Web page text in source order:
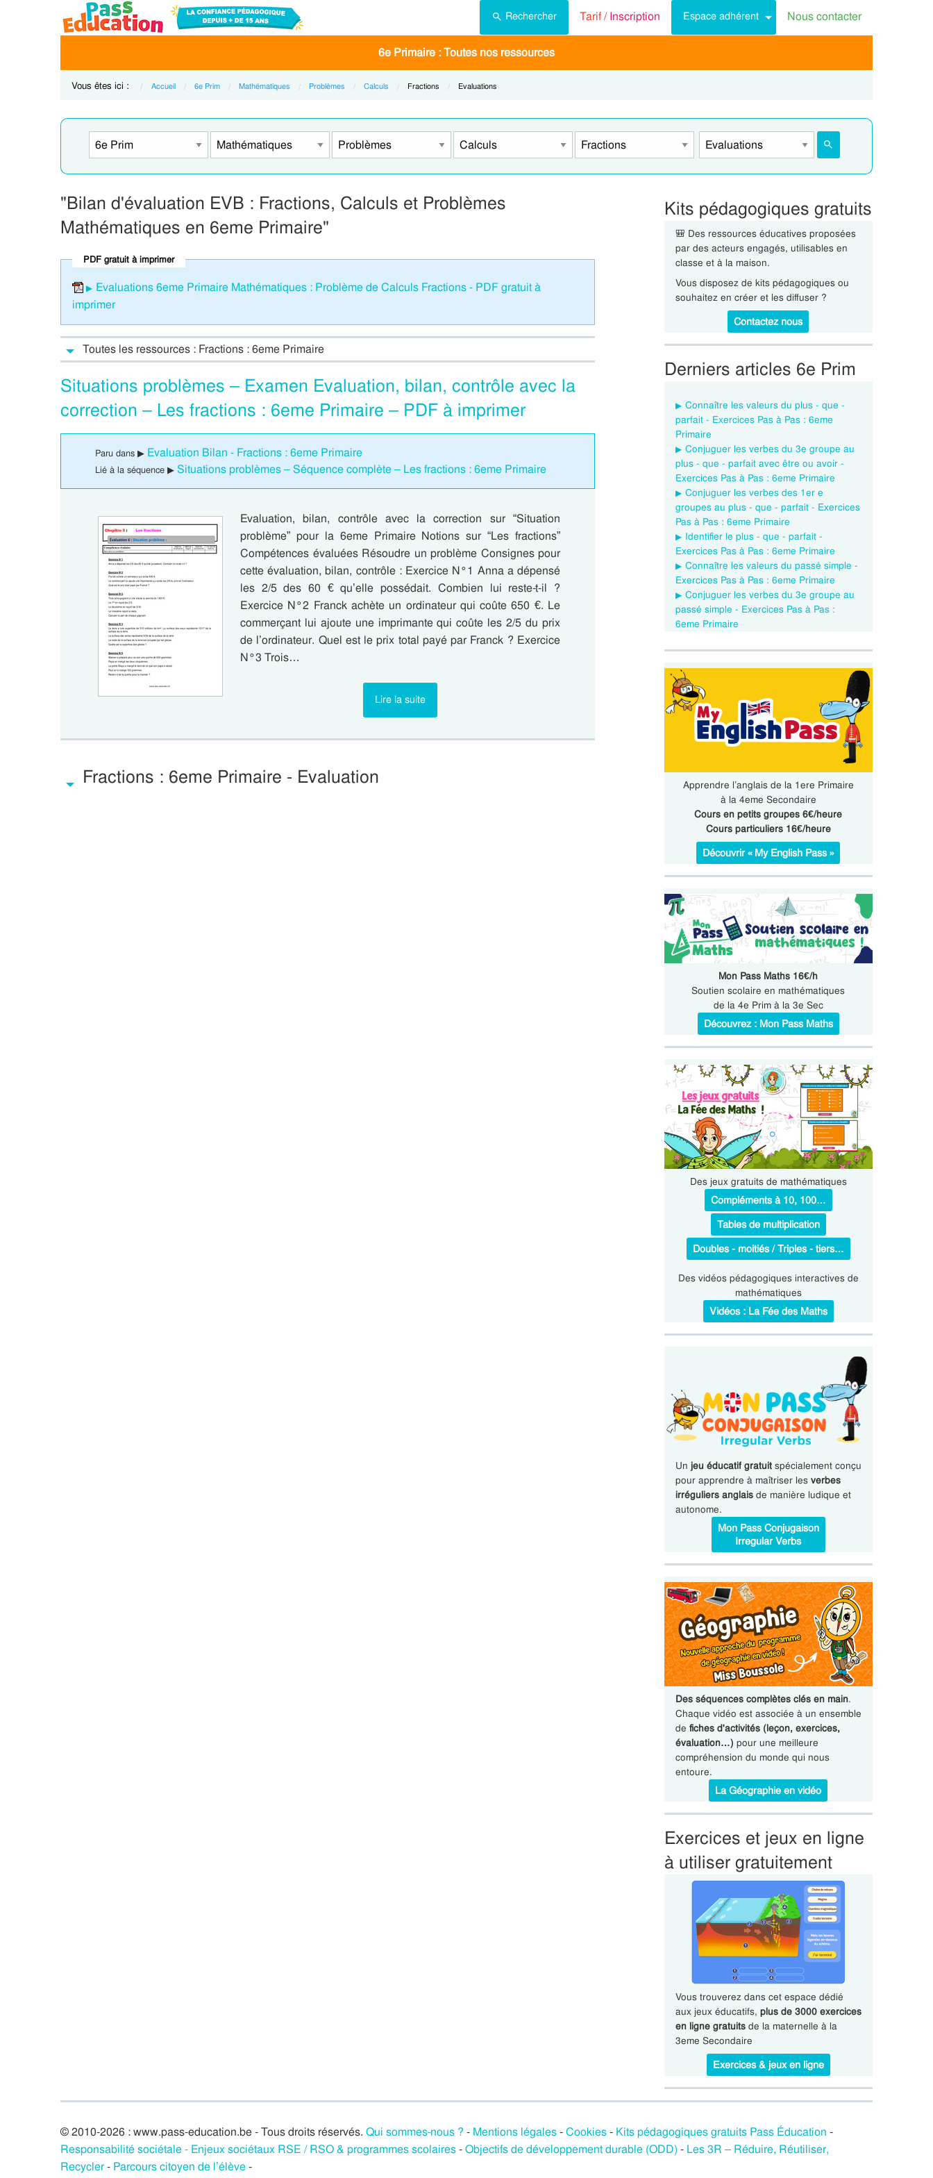
Rechercher Tarif /Inscription Espace adhérent Nous contacter
6e Primaire : Toutes nos ressources
Vous êtes ici : Accueil 6e Prim Mathématiques Problèmes Calculs Current:
Fractions Current:
Evaluations
"Bilan d'évaluation EVB : Fractions, Calculs et Problèmes
Mathématiques en 6eme Primaire"
PDF gratuit à imprimer
Evaluations 6eme Primaire Mathématiques : Problème de Calculs Fractions - PDF gratuit à
imprimer
Toutes les ressources : Fractions : 6eme Primaire
Situations problèmes – Examen Evaluation, bilan, contrôle avec la
correction – Les fractions : 6eme Primaire – PDF à imprimer
Paru dans ▶ Evaluation Bilan - Fractions : 6eme Primaire
Lié à la séquence ▶ Situations problèmes – Séquence complète – Les fractions : 6eme Primaire
Evaluation, bilan, contrôle avec la correction sur “Situation
problème” pour la 6eme Primaire Notions sur “Les fractions”
Compétences évaluées Résoudre un problème Consignes pour
cette évaluation, bilan, contrôle : Exercice N°1 Anna a dépensé
les 2/5 des 60 € qu’elle possédait. Combien lui reste-t-il ?
Exercice N°2 Franck achète un ordinateur qui coûte 650 €. Le
commerçant lui ajoute une imprimante qui coûte les 2/5 du prix
de l’ordinateur. Quel est le prix total payé par Franck ? Exercice
N°3 Trois…
Lire la suite
Fractions : 6eme Primaire - Evaluation
Kits pédagogiques gratuits
🎒 Des ressources éducatives proposées
par des acteurs engagés, utilisables en
classe et à la maison.
Vous disposez de kits pédagogiques ou
souhaitez en créer et les diffuser ?
Contactez nous
Derniers articles 6e Prim
Connaître les valeurs du plus - que -
parfait - Exercices Pas à Pas : 6eme
Primaire
Conjuguer les verbes du 3e groupe au
plus - que - parfait avec être ou avoir -
Exercices Pas à Pas : 6eme Primaire
Conjuguer les verbes des 1er e
groupes au plus - que - parfait - Exercices
Pas à Pas : 6eme Primaire
Identifier le plus - que - parfait -
Exercices Pas à Pas : 6eme Primaire
Connaître les valeurs du passé simple -
Exercices Pas à Pas : 6eme Primaire
Conjuguer les verbes du 3e groupe au
passé simple - Exercices Pas à Pas :
6eme Primaire
Apprendre l’anglais de la 1ere Primaire
à la 4eme Secondaire
Cours en petits groupes 6€/heure
Cours particuliers 16€/heure
Découvrir « My English Pass »
Mon Pass Maths 16€/h
Soutien scolaire en mathématiques
de la 4e Prim à la 3e Sec
Découvrez : Mon Pass Maths
Des jeux gratuits de mathématiques
Compléments à 10, 100…
Tables de multiplication
Doubles - moitiés / Triples - tiers…
Des vidéos pédagogiques interactives de
mathématiques
Vidéos : La Fée des Maths
Un jeu éducatif gratuitspécialement conçu
pour apprendre à maîtriser les verbes
irréguliers anglaisde manière ludique et
autonome.
Mon Pass Conjugaison
Irregular Verbs
Des séquences complètes clés en main.
Chaque vidéo est associée à un ensemble
de fiches d'activités (leçon, exercices,
évaluation…) pour une meilleure
compréhension du monde qui nous
entoure.
La Géographie en vidéo
Exercices et jeux en ligne
à utiliser gratuitement
Vous trouverez dans cet espace dédié
aux jeux éducatifs, plus de 3000 exercices
en ligne gratuitsde la maternelle à la
3eme Secondaire
Exercices & jeux en ligne
© 2010-2026 : www.pass-education.be - Tous droits réservés. Qui sommes-nous ? - Mentions légales-Cookies- Kits pédagogiques gratuits Pass Éducation -
Responsabilité sociétale - Enjeux sociétaux RSE / RSO & programmes scolaires-Objectifs de développement durable (ODD) - Les 3R – Réduire, Réutiliser,
Recycler- Parcours citoyen de l’élève-